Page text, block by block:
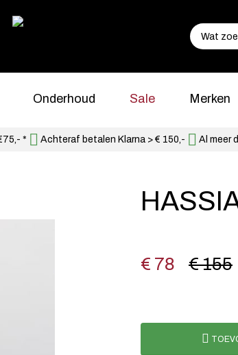
Onderhoud Sale Merken
* Achteraf betalen Klarna > € 150,- Al meer
€ 155
€ 78